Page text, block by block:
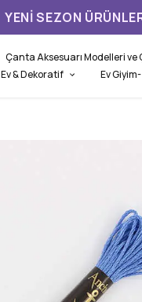
YENI SEZON
Çanta Aksesuarı Modelleri ve
Ev & Dekoratif
Ev